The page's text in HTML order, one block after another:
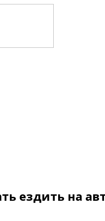
ездить на